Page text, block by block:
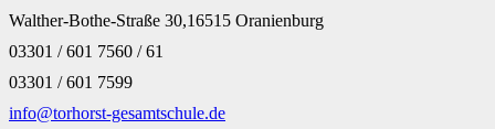
Walther-Bothe-Straße 30,16515 Oranienburg
03301 / 601 7560 / 61
03301 / 601 7599
info@torhorst-gesamtschule.de